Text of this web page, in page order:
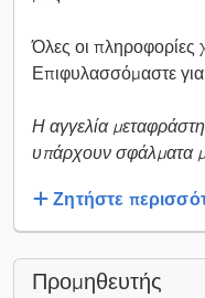
Όλες οι πληροφορίες
Επιφυλασσόμαστε
Η αγγελία
υπάρχουν σφάλματα
Ζητήστε
Προμηθευτής